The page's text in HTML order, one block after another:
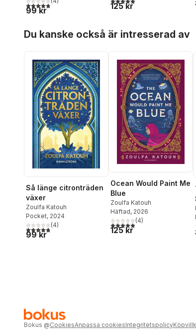
4,8utav 5 stjärnor. Totalt antal röster:
99 kr 125 kr
Du kanske också är intresserad av
Så länge citronträden
växer
Zoulfa Katouh
Pocket, 2024
4,8utav 5 stjärnor. Totalt antal röster:
(4)
99 kr
Ocean Would Paint Me
Blue
Zoulfa Katouh
Häftad, 2026
5,0utav 5 stjärnor. Totalt
(4)
125 kr
Bokus @CookiesAnpassa cookiesIntegritetspolicy